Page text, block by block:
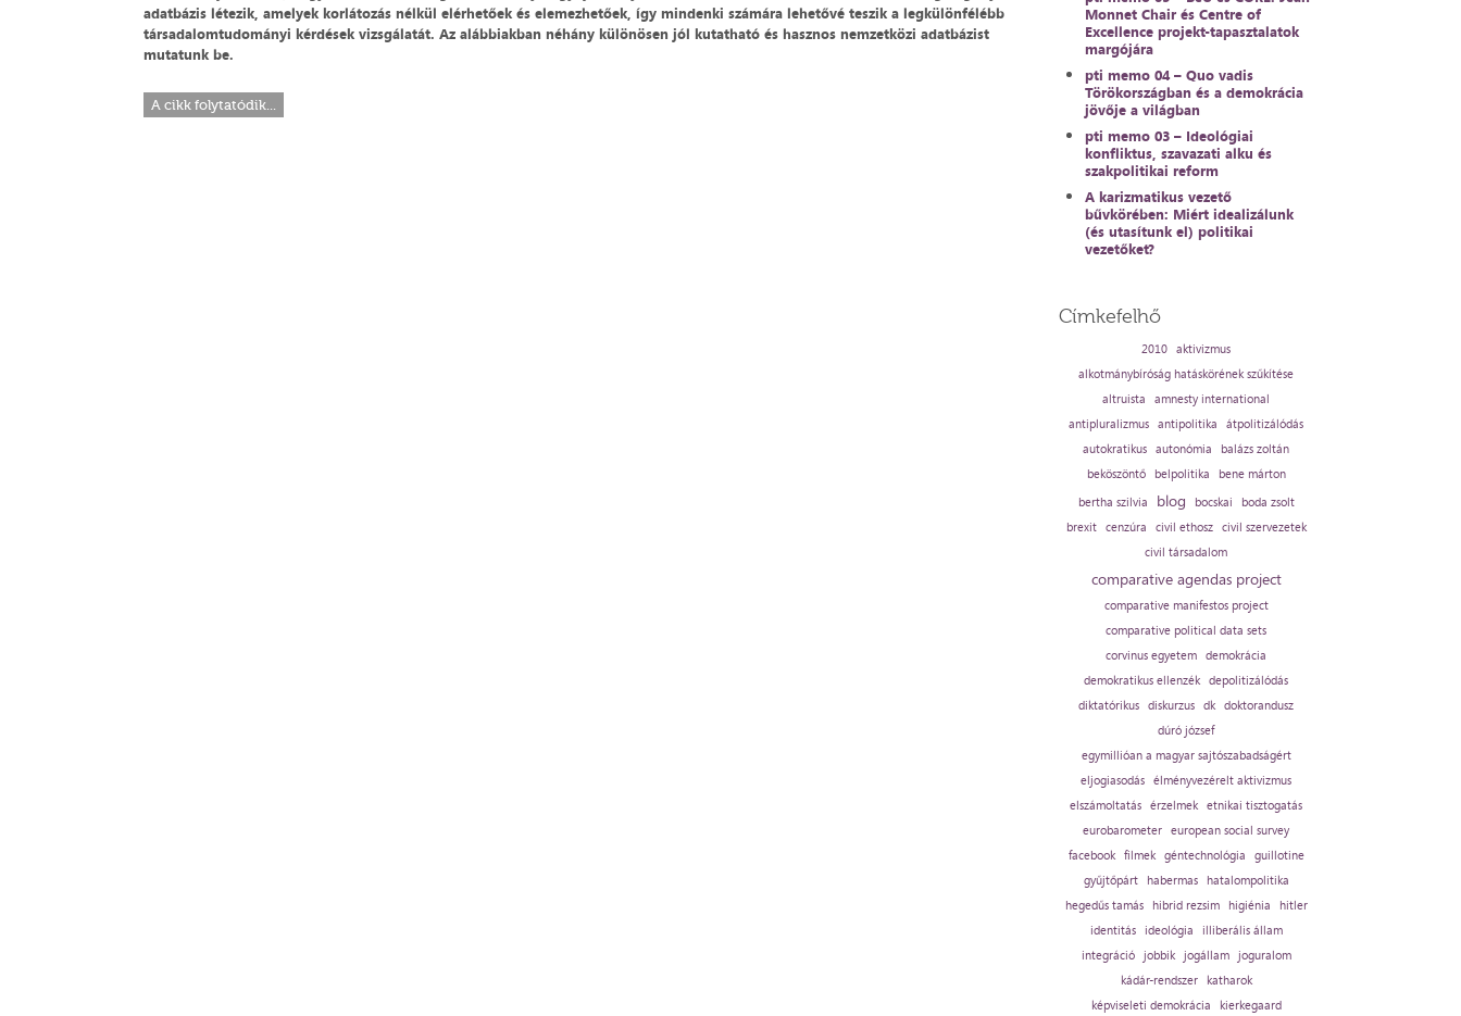
adatbázis létezik, amelyek korlátozás nélkül elérhetőek és elemezhetőek, így mindenki számára lehetővé teszik a legkülönfélébb
társadalomtudományi kérdések vizsgálatát. Az alábbiakban néhány különösen jól kutatható és hasznos nemzetközi adatbázist
mutatunk be.
A cikk folytatódik...
Monnet Chair és Centre of
Excellence projekt-tapasztalatok
margójára
pti memo 04 – Quo vadis
Törökországban és a demokrácia
jövője a világban
pti memo 03 – Ideológiai
konfliktus, szavazati alku és
szakpolitikai reform
A karizmatikus vezető
bűvkörében: Miért idealizálunk
(és utasítunk el) politikai
vezetőket?
Címkefelhő
2010 aktivizmus
alkotmánybíróság hatáskörének szűkítése
altruista
amnesty international
antipluralizmus antipolitika
átpolitizálódás
autokratikus autonómia
balázs zoltán
beköszöntő
belpolitika
bene márton
bertha szilvia
blog bocskai
boda zsolt
brexit cenzúra civil ethosz civil szervezetek
civil társadalom
comparative agendas project
comparative manifestos project
comparative political data sets
corvinus egyetem demokrácia
demokratikus ellenzék depolitizálódás
diktatórikus diskurzus dk doktorandusz
dúró józsef
egymillióan a magyar sajtószabadságért
eljogiasodás élményvezérelt aktivizmus
elszámoltatás érzelmek etnikai tisztogatás
eurobarometer european social survey
facebook filmek géntechnológia
guillotine
gyűjtőpárt
habermas
hatalompolitika
hegedűs tamás
hibrid rezsim higiénia
hitler
identitás
ideológia
illiberális állam
integráció
jobbik jogállam
joguralom
kádár-rendszer
katharok
képviseleti demokrácia
kierkegaard